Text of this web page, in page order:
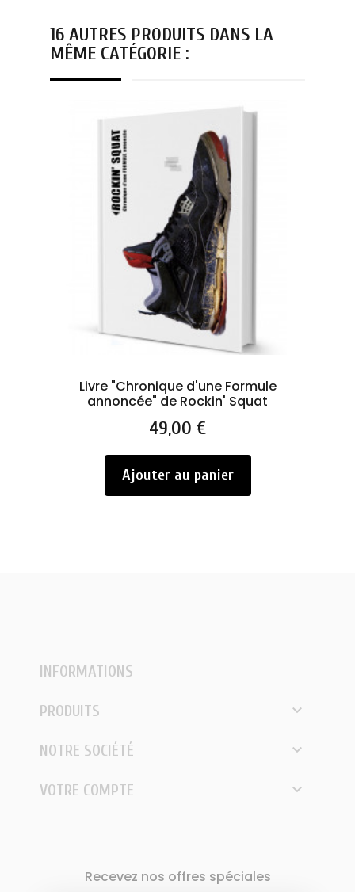
16 AUTRES PRODUITS DANS LA
MÊME CATÉGORIE :
Livre "Chronique d'une Formule
annoncée" de Rockin' Squat
Prix
49,00 €
Ajouter au panier
INFORMATIONS
PRODUITS 
NOTRE SOCIÉTÉ 
VOTRE COMPTE 
Recevez nos offres spéciales